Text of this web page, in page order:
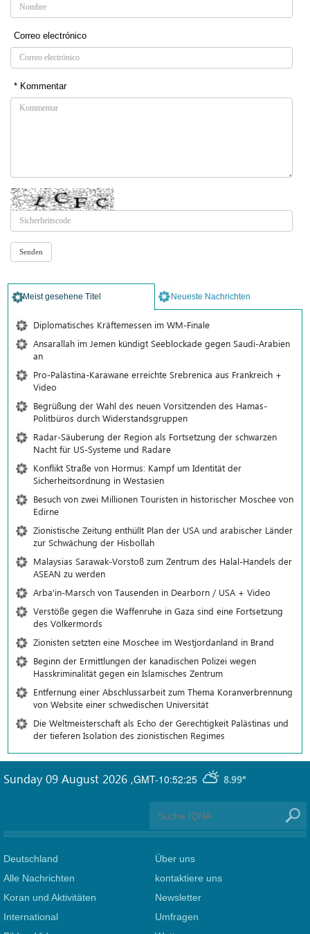
Correo electrónico
* Kommentar
Meist gesehene Titel Neueste Nachrichten
Diplomatisches Kräftemessen im WM-Finale
Ansarallah im Jemen kündigt Seeblockade gegen Saudi-Arabien
an
Pro-Palästina-Karawane erreichte Srebrenica aus Frankreich +
Video
Begrüßung der Wahl des neuen Vorsitzenden des Hamas-
Politbüros durch Widerstandsgruppen
Radar-Säuberung der Region als Fortsetzung der schwarzen
Nacht für US-Systeme und Radare
Konflikt Straße von Hormus: Kampf um Identität der
Sicherheitsordnung in Westasien
Besuch von zwei Millionen Touristen in historischer Moschee von
Edirne
Zionistische Zeitung enthüllt Plan der USA und arabischer Länder
zur Schwächung der Hisbollah
Malaysias Sarawak-Vorstoß zum Zentrum des Halal-Handels der
ASEAN zu werden
Arba'in-Marsch von Tausenden in Dearborn / USA + Video
Verstöße gegen die Waffenruhe in Gaza sind eine Fortsetzung
des Völkermords
Zionisten setzten eine Moschee im Westjordanland in Brand
Beginn der Ermittlungen der kanadischen Polizei wegen
Hasskriminalität gegen ein Islamisches Zentrum
Entfernung einer Abschlussarbeit zum Thema Koranverbrennung
von Website einer schwedischen Universität
Die Weltmeisterschaft als Echo der Gerechtigkeit Palästinas und
der tieferen Isolation des zionistischen Regimes
GMT-10:52:25 8.99°
Sunday 09 August 2026 ,
Deutschland
Alle Nachrichten
Koran und Aktivitäten
International
Über uns
kontaktiere uns
Newsletter
Umfragen